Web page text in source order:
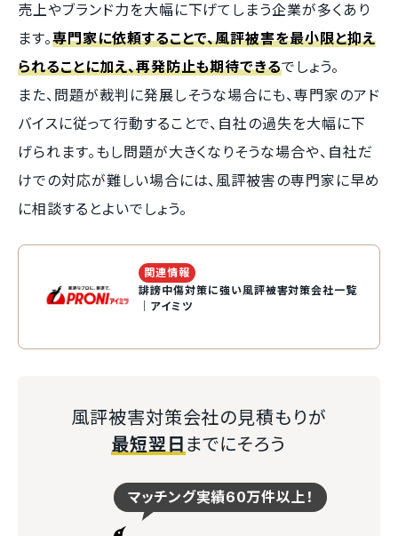
売上やブランド力を大幅に下げてしまう企業が多くあり
ます。専門家に依頼することで、風評被害を最小限と抑え
られることに加え、再発防止も期待できるでしょう。
また、問題が裁判に発展しそうな場合にも、専門家のアド
バイスに従って行動することで、自社の過失を大幅に下
げられます。もし問題が大きくなりそうな場合や、自社だ
けでの対応が難しい場合には、風評被害の専門家に早め
に相談するとよいでしょう。
関連情報
誹謗中傷対策に強い風評被害対策会社一覧
｜アイミツ
風評被害対策会社の見積もりが
最短翌日 までにそろう
マッチング実績60万件以上！